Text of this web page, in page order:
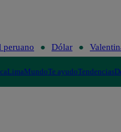
peruano Dólar
LimaMundoTe ayudoTendencias